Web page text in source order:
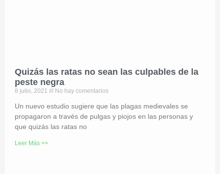
Quizás las ratas no sean las culpables de la
peste negra
8 julio, 2021 No hay comentarios
Un nuevo estudio sugiere que las plagas medievales se
propagaron a través de pulgas y piojos en las personas y
que quizás las ratas no
Leer Más >>